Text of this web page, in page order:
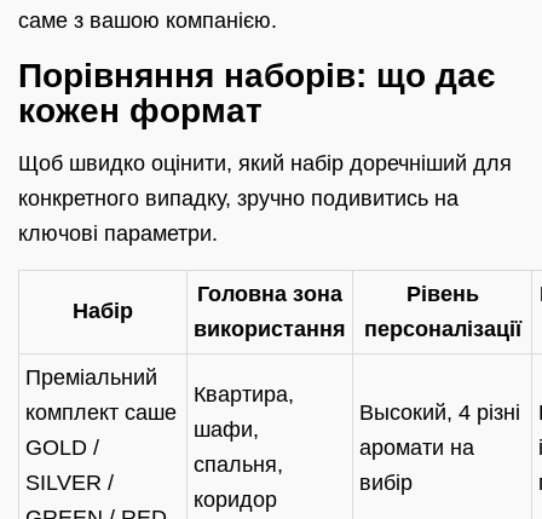
саме з вашою компанією.
Порівняння наборів: що дає
кожен формат
Щоб швидко оцінити, який набір доречніший для
конкретного випадку, зручно подивитись на
ключові параметри.
Набір
Головна зона
використання
Рівень
персоналізації
Преміальний
комплект саше
GOLD /
SILVER /
Квартира,
шафи,
спальня,
коридор
Высокий, 4 різні
аромати на
вибір